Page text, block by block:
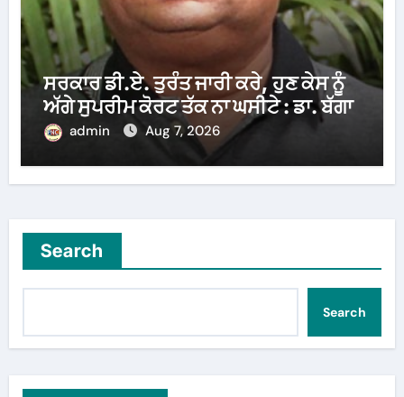
ਸਰਕਾਰ ਡੀ.ਏ. ਤੁਰੰਤ ਜਾਰੀ ਕਰੇ, ਹੁਣ ਕੇਸ ਨੂੰ
ਅੱਗੇ ਸੁਪਰੀਮ ਕੋਰਟ ਤੱਕ ਨਾ ਘਸੀਟੇ : ਡਾ. ਬੱਗਾ
admin Aug 7, 2026
Search
Search